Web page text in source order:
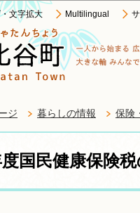
文字拡大 Multilingual
ジ 暮らしの情報 保険
国民健康保険